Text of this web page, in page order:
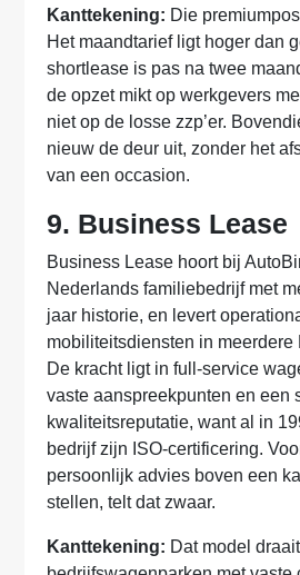
Kanttekening: Die
Het maandtarief ligt hoger dan
shortlease is pas na twee
de opzet mikt op werkgevers
niet op de losse zzp’er.
nieuw de deur uit, zonder het
van een occasion.
9. Business Lease
Business Lease hoort bij
Nederlands familiebedrijf met
jaar historie, en levert
mobiliteitsdiensten in meerdere
De kracht ligt in full-service
vaste aanspreekpunten en een
kwaliteitsreputatie, want al in
bedrijf zijn ISO-certificering.
persoonlijk advies boven een
stellen, telt dat zwaar.
Kanttekening: Dat model